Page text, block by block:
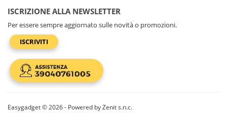
ISCRIZIONE ALLA NEWSLETTER
Per essere sempre aggiornato sulle novità o promozioni.
ISCRIVITI
Easygadget © 2026 - Powered by Zenit s.n.c.